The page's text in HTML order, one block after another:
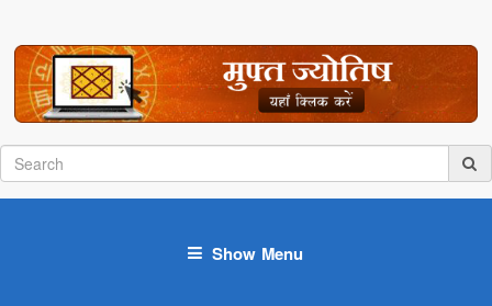
Show Menu